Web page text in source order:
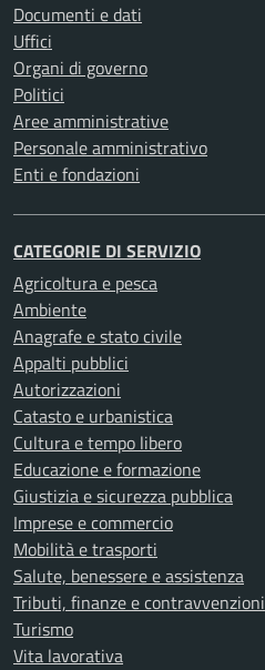
Documenti e dati
Uffici
Organi di governo
Politici
Aree amministrative
Personale amministrativo
Enti e fondazioni
CATEGORIE DI SERVIZIO
Agricoltura e pesca
Ambiente
Anagrafe e stato civile
Appalti pubblici
Autorizzazioni
Catasto e urbanistica
Cultura e tempo libero
Educazione e formazione
Giustizia e sicurezza pubblica
Imprese e commercio
Mobilità e trasporti
Salute, benessere e assistenza
Tributi, finanze e contravvenzioni
Turismo
Vita lavorativa